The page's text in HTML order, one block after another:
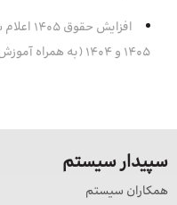
افزایش
1405 و 1404 (به همراه آموزش ویدئویی)
سپیدار سیستم
همکاران سیستم